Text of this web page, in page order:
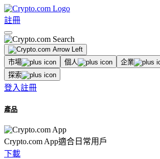
註冊
市場 個人
企業
探索
登入註冊
產品
Crypto.com App適合日常用戶
下載